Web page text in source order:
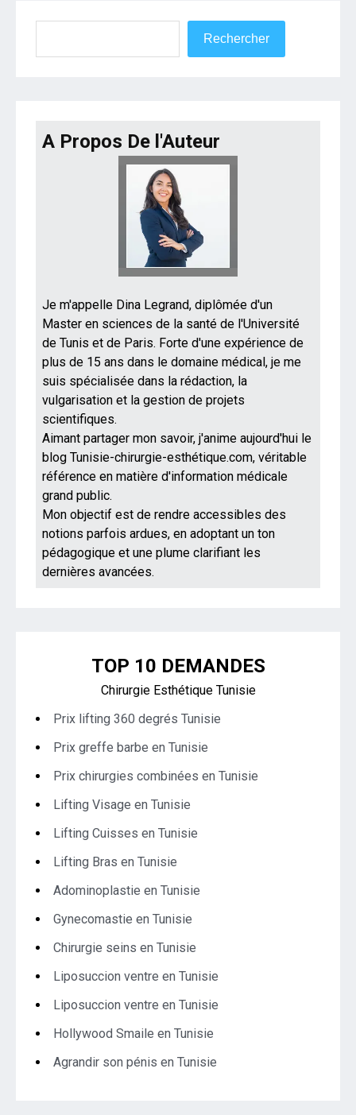
Rechercher
A Propos De l'Auteur
Je m'appelle Dina Legrand, diplômée d'un
Master en sciences de la santé de l'Université
de Tunis et de Paris. Forte d'une expérience de
plus de 15 ans dans le domaine médical, je me
suis spécialisée dans la rédaction, la
vulgarisation et la gestion de projets
scientifiques.
Aimant partager mon savoir, j'anime aujourd'hui le
blog Tunisie-chirurgie-esthétique.com, véritable
référence en matière d'information médicale
grand public.
Mon objectif est de rendre accessibles des
notions parfois ardues, en adoptant un ton
pédagogique et une plume clarifiant les
dernières avancées.
TOP 10 DEMANDES
Chirurgie Esthétique Tunisie
Prix lifting 360 degrés Tunisie
Prix greffe barbe en Tunisie
Prix chirurgies combinées en Tunisie
Lifting Visage en Tunisie
Lifting Cuisses en Tunisie
Lifting Bras en Tunisie
Adominoplastie en Tunisie
Gynecomastie en Tunisie
Chirurgie seins en Tunisie
Liposuccion ventre en Tunisie
Liposuccion ventre en Tunisie
Hollywood Smaile en Tunisie
Agrandir son pénis en Tunisie